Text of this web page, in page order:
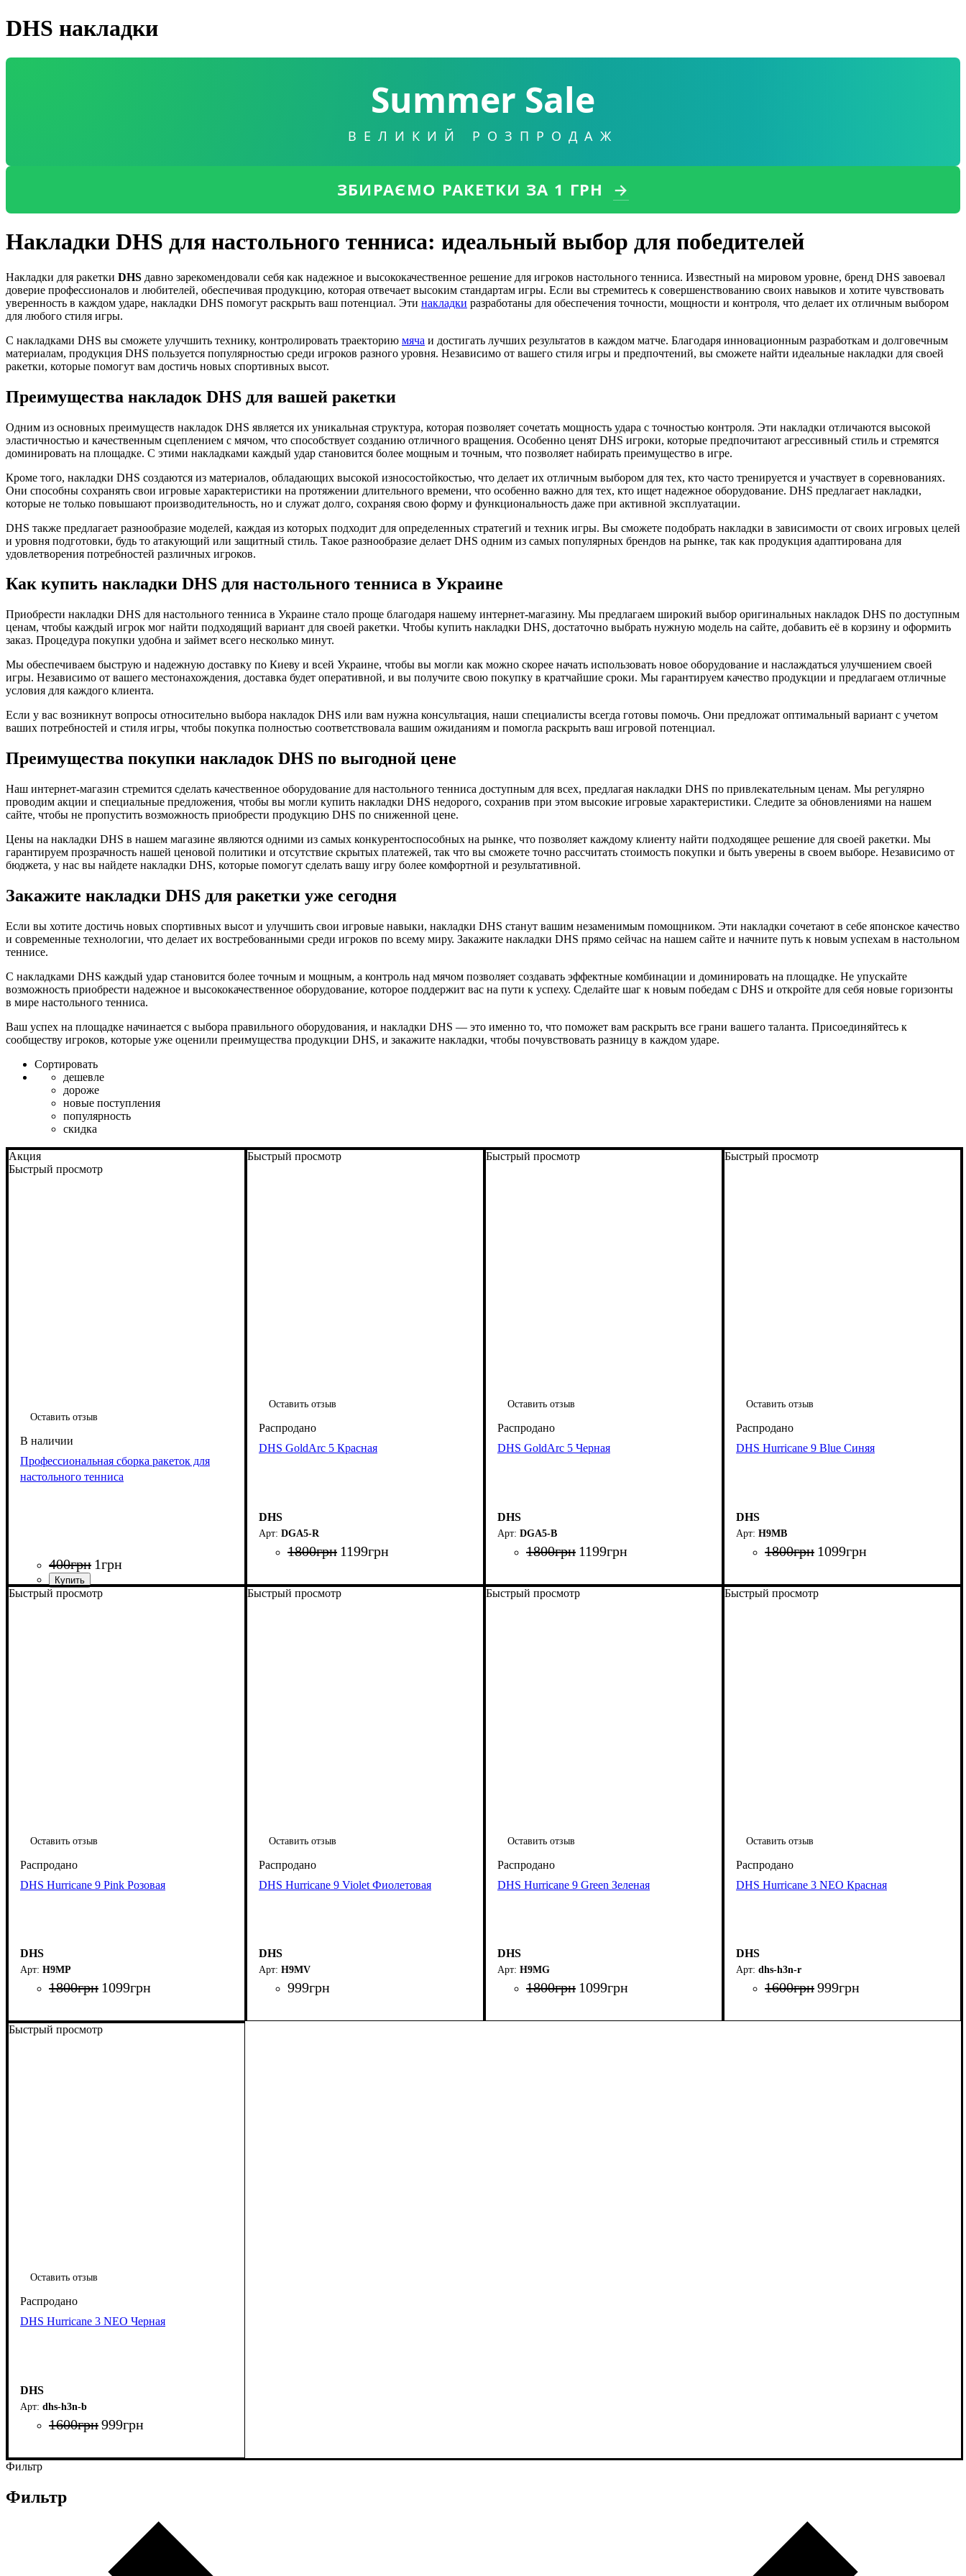
DHS накладки
Summer Sale
ВЕЛИКИЙ РОЗПРОДАЖ
ЗБИРАЄМО РАКЕТКИ ЗА 1 ГРН →
Накладки DHS для настольного тенниса: идеальный выбор для победителей
Накладки для ракетки DHS давно зарекомендовали себя как надежное и высококачественное решение для игроков настольного тенниса. Известный на мировом уровне, бренд DHS завоевал
доверие профессионалов и любителей, обеспечивая продукцию, которая отвечает высоким стандартам игры. Если вы стремитесь к совершенствованию своих навыков и хотите чувствовать
уверенность в каждом ударе, накладки DHS помогут раскрыть ваш потенциал. Эти накладки разработаны для обеспечения точности, мощности и контроля, что делает их отличным выбором
для любого стиля игры.
С накладками DHS вы сможете улучшить технику, контролировать траекторию мяча и достигать лучших результатов в каждом матче. Благодаря инновационным разработкам и долговечным
материалам, продукция DHS пользуется популярностью среди игроков разного уровня. Независимо от вашего стиля игры и предпочтений, вы сможете найти идеальные накладки для своей
ракетки, которые помогут вам достичь новых спортивных высот.
Преимущества накладок DHS для вашей ракетки
Одним из основных преимуществ накладок DHS является их уникальная структура, которая позволяет сочетать мощность удара с точностью контроля. Эти накладки отличаются высокой
эластичностью и качественным сцеплением с мячом, что способствует созданию отличного вращения. Особенно ценят DHS игроки, которые предпочитают агрессивный стиль и стремятся
доминировать на площадке. С этими накладками каждый удар становится более мощным и точным, что позволяет набирать преимущество в игре.
Кроме того, накладки DHS создаются из материалов, обладающих высокой износостойкостью, что делает их отличным выбором для тех, кто часто тренируется и участвует в соревнованиях.
Они способны сохранять свои игровые характеристики на протяжении длительного времени, что особенно важно для тех, кто ищет надежное оборудование. DHS предлагает накладки,
которые не только повышают производительность, но и служат долго, сохраняя свою форму и функциональность даже при активной эксплуатации.
DHS также предлагает разнообразие моделей, каждая из которых подходит для определенных стратегий и техник игры. Вы сможете подобрать накладки в зависимости от своих игровых целей
и уровня подготовки, будь то атакующий или защитный стиль. Такое разнообразие делает DHS одним из самых популярных брендов на рынке, так как продукция адаптирована для
удовлетворения потребностей различных игроков.
Как купить накладки DHS для настольного тенниса в Украине
Приобрести накладки DHS для настольного тенниса в Украине стало проще благодаря нашему интернет-магазину. Мы предлагаем широкий выбор оригинальных накладок DHS по доступным
ценам, чтобы каждый игрок мог найти подходящий вариант для своей ракетки. Чтобы купить накладки DHS, достаточно выбрать нужную модель на сайте, добавить её в корзину и оформить
заказ. Процедура покупки удобна и займет всего несколько минут.
Мы обеспечиваем быструю и надежную доставку по Киеву и всей Украине, чтобы вы могли как можно скорее начать использовать новое оборудование и наслаждаться улучшением своей
игры. Независимо от вашего местонахождения, доставка будет оперативной, и вы получите свою покупку в кратчайшие сроки. Мы гарантируем качество продукции и предлагаем отличные
условия для каждого клиента.
Если у вас возникнут вопросы относительно выбора накладок DHS или вам нужна консультация, наши специалисты всегда готовы помочь. Они предложат оптимальный вариант с учетом
ваших потребностей и стиля игры, чтобы покупка полностью соответствовала вашим ожиданиям и помогла раскрыть ваш игровой потенциал.
Преимущества покупки накладок DHS по выгодной цене
Наш интернет-магазин стремится сделать качественное оборудование для настольного тенниса доступным для всех, предлагая накладки DHS по привлекательным ценам. Мы регулярно
проводим акции и специальные предложения, чтобы вы могли купить накладки DHS недорого, сохранив при этом высокие игровые характеристики. Следите за обновлениями на нашем
сайте, чтобы не пропустить возможность приобрести продукцию DHS по сниженной цене.
Цены на накладки DHS в нашем магазине являются одними из самых конкурентоспособных на рынке, что позволяет каждому клиенту найти подходящее решение для своей ракетки. Мы
гарантируем прозрачность нашей ценовой политики и отсутствие скрытых платежей, так что вы сможете точно рассчитать стоимость покупки и быть уверены в своем выборе. Независимо от
бюджета, у нас вы найдете накладки DHS, которые помогут сделать вашу игру более комфортной и результативной.
Закажите накладки DHS для ракетки уже сегодня
Если вы хотите достичь новых спортивных высот и улучшить свои игровые навыки, накладки DHS станут вашим незаменимым помощником. Эти накладки сочетают в себе японское качество
и современные технологии, что делает их востребованными среди игроков по всему миру. Закажите накладки DHS прямо сейчас на нашем сайте и начните путь к новым успехам в настольном
теннисе.
С накладками DHS каждый удар становится более точным и мощным, а контроль над мячом позволяет создавать эффектные комбинации и доминировать на площадке. Не упускайте
возможность приобрести надежное и высококачественное оборудование, которое поддержит вас на пути к успеху. Сделайте шаг к новым победам с DHS и откройте для себя новые горизонты
в мире настольного тенниса.
Ваш успех на площадке начинается с выбора правильного оборудования, и накладки DHS — это именно то, что поможет вам раскрыть все грани вашего таланта. Присоединяйтесь к
сообществу игроков, которые уже оценили преимущества продукции DHS, и закажите накладки, чтобы почувствовать разницу в каждом ударе.
Сортировать
дешевле
дороже
новые поступления
популярность
скидка
Акция
Быстрый просмотр
Оставить отзыв
Профессиональная сборка ракеток для
настольного тенниса
400грн 1грн
Быстрый просмотр
Оставить отзыв
DHS GoldArc 5 Красная
DHS
DGA5-R
1800грн 1199грн
Быстрый просмотр
Оставить отзыв
DHS GoldArc 5 Черная
DHS
DGA5-B
1800грн 1199грн
Быстрый просмотр
Оставить отзыв
DHS Hurricane 9 Blue Синяя
DHS
H9MB
1800грн 1099грн
Быстрый просмотр
Оставить отзыв
DHS Hurricane 9 Pink Розовая
DHS
H9MP
1800грн 1099грн
Быстрый просмотр
Оставить отзыв
DHS Hurricane 9 Violet Фиолетовая
DHS
H9MV
999грн
Быстрый просмотр
Оставить отзыв
DHS Hurricane 9 Green Зеленая
DHS
H9MG
1800грн 1099грн
Быстрый просмотр
Оставить отзыв
DHS Hurricane 3 NEO Красная
DHS
dhs-h3n-r
1600грн999грн
Быстрый просмотр
Оставить отзыв
DHS Hurricane 3 NEO Черная
DHS
dhs-h3n-b
1600грн999грн
Фильтр
Фильтр